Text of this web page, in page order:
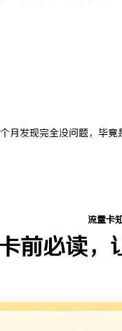
月发现完全没问题，毕
流量卡
前必读，